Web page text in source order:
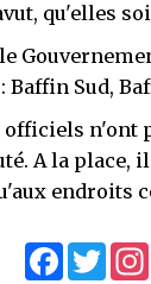
qu'elles
Baffin Sud,
officiels
A la place,
endroits
FacebookTwitter